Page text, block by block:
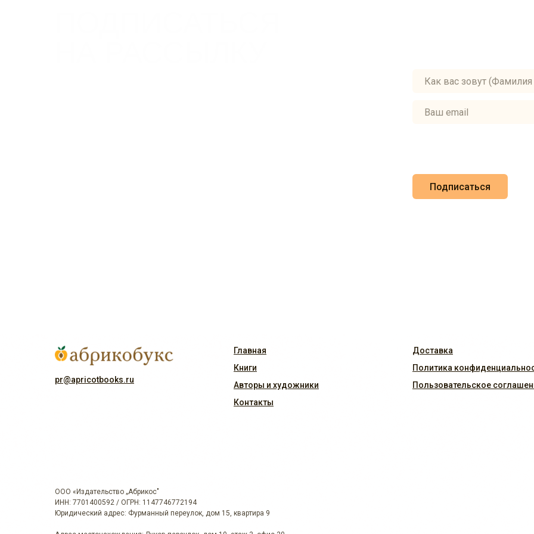
Подписаться
pr@apricotbooks.ru
Главная
Книги
Доставка
Политика
ООО «Издательство „Абрикос"
ИНН: 7701400592 / ОГРН: 1147746772194
Юридический адрес: Фурманный переулок, дом 15, квартира 9
Авторы и художники
Контакты
Пользовательское